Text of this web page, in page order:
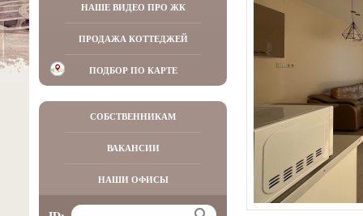
НАШЕ ВИДЕО ПРО ЖК
ПРОДАЖА КОТТЕДЖЕЙ
ПОДБОР ПО КАРТЕ
СОБСТВЕННИКАМ
ВАКАНСИИ
НАШИ ОФИСЫ